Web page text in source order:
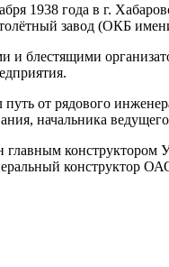
1938 года в г.
завод (ОКБ
и блестящими
от рядового
начальника
главным
конструктор